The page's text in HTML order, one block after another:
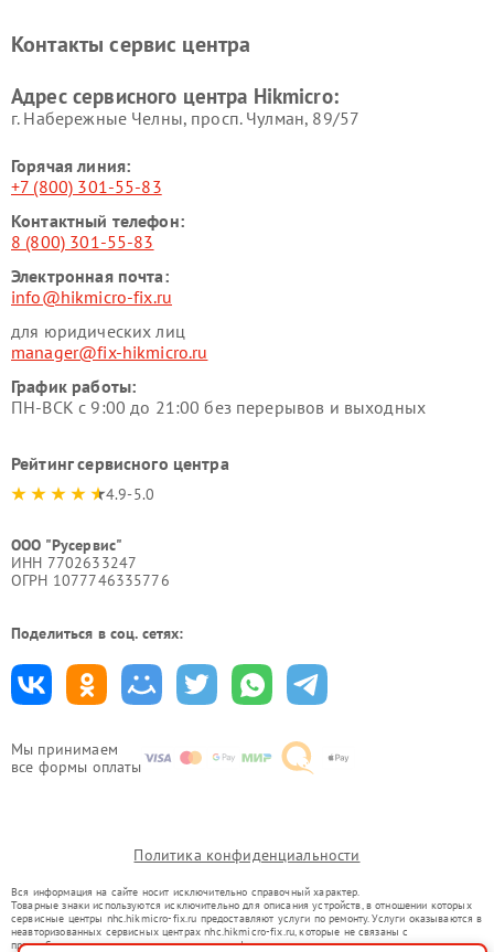
Мы принимаем
все формы оплаты
Контакты сервис центра
Адрес сервисного центра Hikmicro:
г. Набережные Челны, просп. Чулман, 89/57
Горячая линия:
+7 (800) 301-55-83
Контактный телефон:
8 (800) 301-55-83
Электронная почта:
info@hikmicro-fix.ru
для юридических лиц
manager@fix-hikmicro.ru
График работы:
ПН-ВСК с 9:00 до 21:00 без перерывов и выходных
Рейтинг сервисного центра
4.9-5.0
ООО "Русервис"
ИНН 7702633247
ОГРН 1077746335776
Поделиться в соц. сетях:
Политика конфиденциальности
Вся информация на сайте носит исключительно справочный характер.
Товарные знаки используются исключительно для описания устройств, в отношении которых
сервисные центры nhc.hikmicro-fix.ru предоставляют услуги по ремонту. Услуги оказываются в
неавторизованных сервисных центрах nhc.hikmicro-fix.ru, которые не связаны с
правообладателями товарных знаков или их официальными представителями.